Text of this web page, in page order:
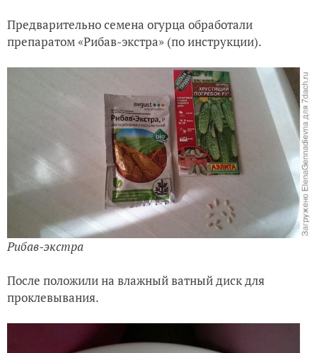
Предварительно семена огурца обработали
препаратом «Рибав-экстра» (по инструкции).
Рибав-экстра
После положили на влажный ватный диск для
проклевывания.